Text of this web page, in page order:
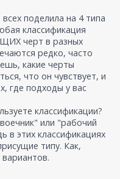
поделила на 4 типа
классификация
черт в разных
редко, часто
какие черты
что он чувствует, и
где подходы у вас
классификации?
или "рабочий
в этих классификациях
типу. Как,